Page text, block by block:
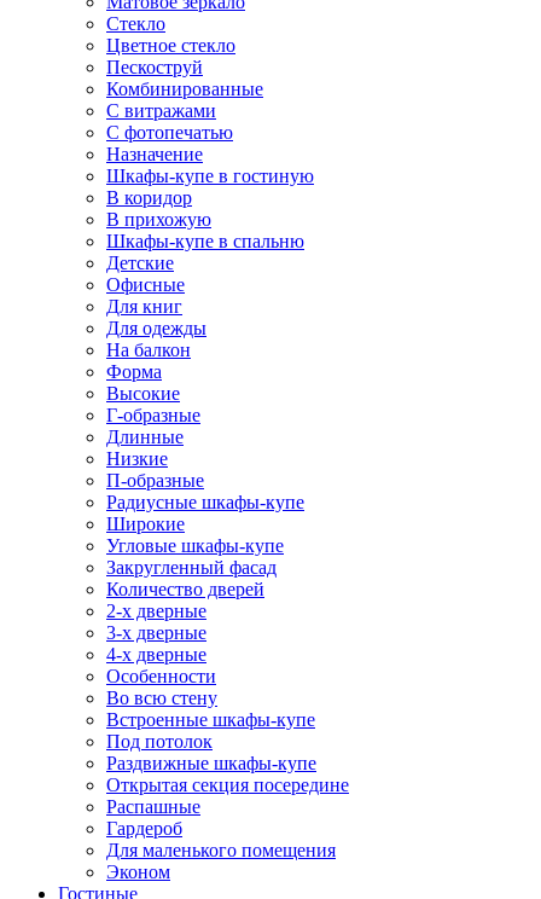
Стекло
Цветное стекло
Пескоструй
Комбинированные
С витражами
С фотопечатью
Назначение
Шкафы-купе в гостиную
В коридор
В прихожую
Шкафы-купе в спальню
Детские
Офисные
Для книг
Для одежды
На балкон
Форма
Высокие
Г-образные
Длинные
Низкие
П-образные
Радиусные шкафы-купе
Широкие
Угловые шкафы-купе
Закругленный фасад
Количество дверей
2-х дверные
3-х дверные
4-х дверные
Особенности
Во всю стену
Встроенные шкафы-купе
Под потолок
Раздвижные шкафы-купе
Открытая секция посередине
Распашные
Гардероб
Для маленького помещения
Эконом
Гостиные